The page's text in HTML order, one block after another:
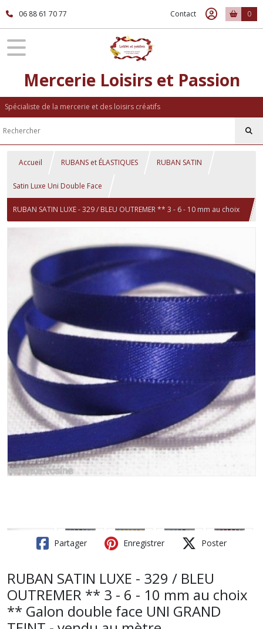
06 88 61 70 77 Contact 0
Mercerie Loisirs et Passion
Spécialiste de la mercerie et des loisirs créatifs
Accueil RUBANS et ÉLASTIQUES RUBAN SATIN
Satin Luxe Uni Double Face
RUBAN SATIN LUXE - 329 / BLEU OUTREMER ** 3 - 6 - 10 mm au choix
Partager Enregistrer Poster
RUBAN SATIN LUXE - 329 / BLEU
OUTREMER ** 3 - 6 - 10 mm au choix
** Galon double face UNI GRAND